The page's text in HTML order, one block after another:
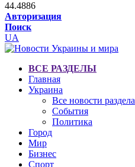
44.4886
Авторизация
Поиск
UA
ВСЕ РАЗДЕЛЫ
Главная
Украина
Все новости раздела
События
Политика
Город
Мир
Бизнес
Спорт